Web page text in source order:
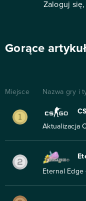
Zaloguj
Gorące
Miejsce Nazwa gry i
Aktualizacja
Eternal